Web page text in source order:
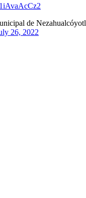
de Nezahualcóyotl
26, 2022